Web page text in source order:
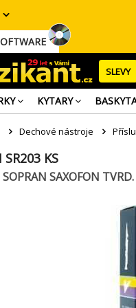
SLEVY
KYTARY
Dechové nástroje
KS
SAXOFON